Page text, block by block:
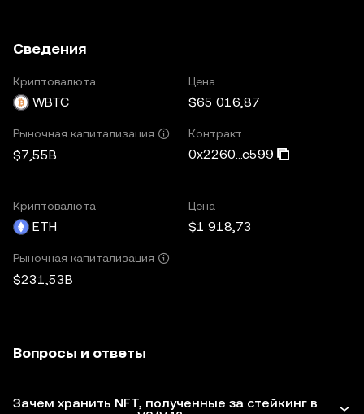
Сведения
Криптовалюта
WBTC
Цена
$65 016,87
Рыночная капитализация
$7,55B
Контракт
0x2260...c599
Криптовалюта
ETH
Цена
$1 918,73
Рыночная капитализация
$231,53B
Вопросы и ответы
Зачем хранить NFT, полученные за стейкинг в